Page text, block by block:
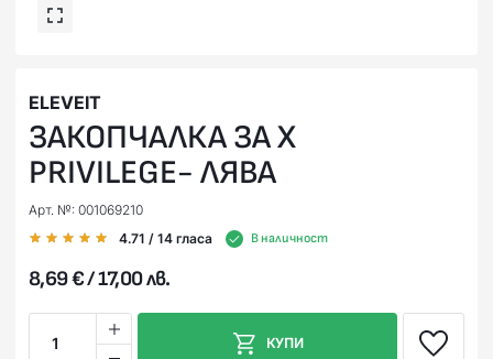
ELEVEIT
ЗАКОПЧАЛКА ЗА X
PRIVILEGE- ЛЯВА
Арт. №: 001069210
4.71 / 14 гласа В наличност
8,69 € / 17,00 лв.
1 КУПИ